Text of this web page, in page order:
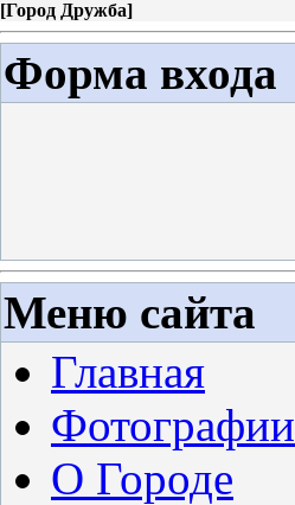
[Город Дружба]
Форма входа
Меню сайта
Главная
Фотографии
О Городе